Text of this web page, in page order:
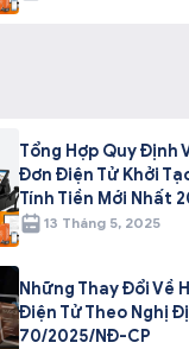
Tổng Hợp Quy Định
Đơn Điện Tử Khởi
Tính Tiền Mới Nhất
13 Tháng 5, 2025
Những Thay Đổi Về
Điện Tử Theo Nghị
70/2025/NĐ-CP